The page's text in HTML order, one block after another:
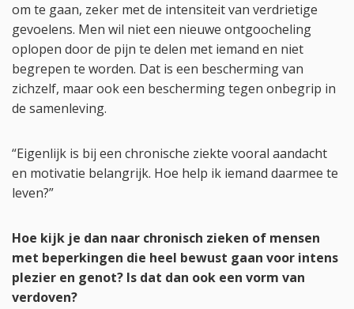
om te gaan, zeker met de intensiteit van verdrietige
gevoelens. Men wil niet een nieuwe ontgoocheling
oplopen door de pijn te delen met iemand en niet
begrepen te worden. Dat is een bescherming van
zichzelf, maar ook een bescherming tegen onbegrip in
de samenleving.
“Eigenlijk is bij een chronische ziekte vooral aandacht
en motivatie belangrijk. Hoe help ik iemand daarmee te
leven?”
Hoe kijk je dan naar chronisch zieken of mensen
met beperkingen die heel bewust gaan voor intens
plezier en genot? Is dat dan ook een vorm van
verdoven?